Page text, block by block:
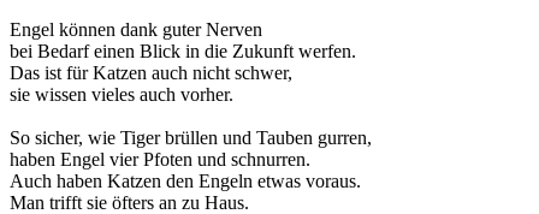
Engel können dank guter Nerven
bei Bedarf einen Blick in die Zukunft werfen.
Das ist für Katzen auch nicht schwer,
sie wissen vieles auch vorher.
So sicher, wie Tiger brüllen und Tauben gurren,
haben Engel vier Pfoten und schnurren.
Auch haben Katzen den Engeln etwas voraus.
Man trifft sie öfters an zu Haus.